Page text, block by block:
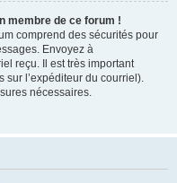
membre de ce forum !
comprend des sécurités pour
Envoyez à
reçu. Il est très important
sur l’expéditeur du courriel).
nécessaires.